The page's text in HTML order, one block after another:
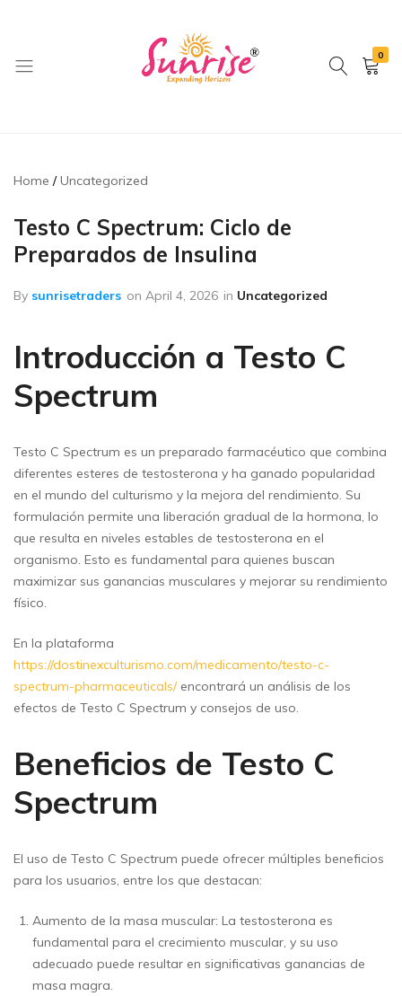
0
Home Uncategorized
Testo C Spectrum: Ciclo de
Preparados de Insulina
By sunrisetraders on April 4, 2026 in Uncategorized
Introducción a Testo C
Spectrum
Testo C Spectrum es un preparado farmacéutico que combina
diferentes esteres de testosterona y ha ganado popularidad
en el mundo del culturismo y la mejora del rendimiento. Su
formulación permite una liberación gradual de la hormona, lo
que resulta en niveles estables de testosterona en el
organismo. Esto es fundamental para quienes buscan
maximizar sus ganancias musculares y mejorar su rendimiento
físico.
En la plataforma
https://dostinexculturismo.com/medicamento/testo-c-
spectrum-pharmaceuticals/encontrará un análisis de los
efectos de Testo C Spectrum y consejos de uso.
Beneficios de Testo C
Spectrum
El uso de Testo C Spectrum puede ofrecer múltiples beneficios
para los usuarios, entre los que destacan:
Aumento de la masa muscular: La testosterona es
fundamental para el crecimiento muscular, y su uso
adecuado puede resultar en significativas ganancias de
masa magra.